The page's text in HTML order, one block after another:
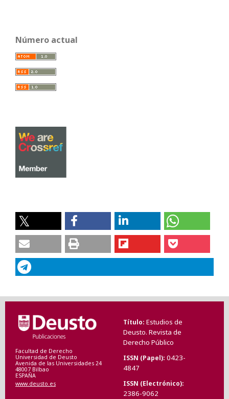
Número actual
Facultad de Derecho
Universidad de Deusto
Avenida de las Universidades 24
48007 Bilbao
ESPAÑA
www.deusto.es
Título Estudios de
Deusto. Revista de
Derecho Público
ISSN (Papel) 0423-
4847
ISSN (Electrónico)
2386-9062